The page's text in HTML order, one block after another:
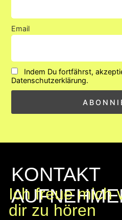
Email
Indem Du fortfährst,
Datenschutzerklärung.
KONTAKT
Ich freue mich
dir zu hören